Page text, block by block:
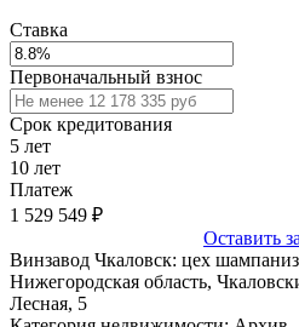
Ставка
Первоначальный взнос
Срок кредитования
5 лет
10 лет
Платеж
1 529 549 ₽
Оставить
Винзавод Чкаловск: цех
Нижегородская область,
Лесная, 5